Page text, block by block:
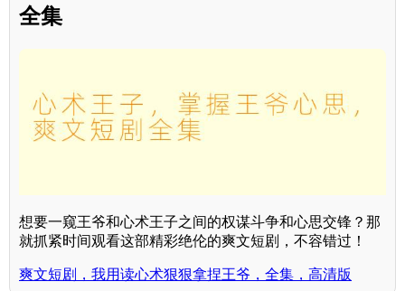
全集
想要一窥王爷和心术王子之间的权谋斗争和心思交锋？那
就抓紧时间观看这部精彩绝伦的爽文短剧，不容错过！
爽文短剧，我用读心术狠狠拿捏王爷，全集，高清版